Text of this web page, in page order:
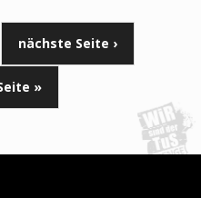
nächste Seite ›
»